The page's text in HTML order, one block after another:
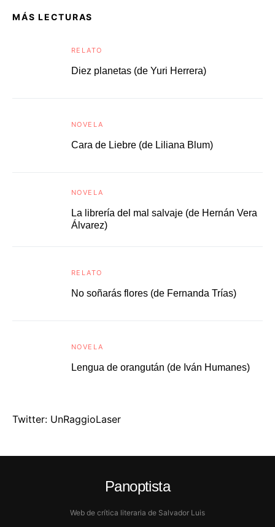
MÁS LECTURAS
RELATO
Diez planetas (de Yuri Herrera)
NOVELA
Cara de Liebre (de Liliana Blum)
NOVELA
La librería del mal salvaje (de Hernán Vera
Álvarez)
RELATO
No soñarás flores (de Fernanda Trías)
NOVELA
Lengua de orangután (de Iván Humanes)
Twitter: UnRaggioLaser
Panoptista
Web de crítica literaria de Salvador Luis